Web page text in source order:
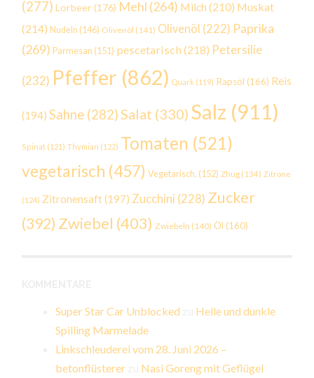
(277) Lorbeer (176) Mehl (264) Milch (210) Muskat
(214) Nudeln (146) Olivenöl (141) Olivenöl (222) Paprika
(269) Parmesan (151) pescetarisch (218) Petersilie
(232) Pfeffer (862) Quark (119) Rapsöl (166) Reis
(194) Sahne (282) Salat (330) Salz (911)
Spinat (121) Thymian (122) Tomaten (521)
vegetarisch (457) Vegetarisch. (152) Zhug (134) Zitrone
(124) Zitronensaft(197) Zucchini (228) Zucker
(392) Zwiebel (403) Zwiebeln (140) Öl (160)
Super Star Car Unblocked
Helle und dunkle
Spilling Marmelade
Linkschleuderei vom 28. Juni 2026 –
betonflüsterer
Nasi Goreng mit Geflügel